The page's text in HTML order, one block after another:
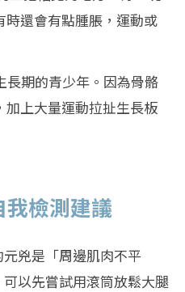
還會有點腫脹，運動或
長期的青少年。因為骨骼
上大量運動拉扯生長板
檢測建議
兇是「周邊肌肉不平
以先嘗試用滾筒放鬆大腿